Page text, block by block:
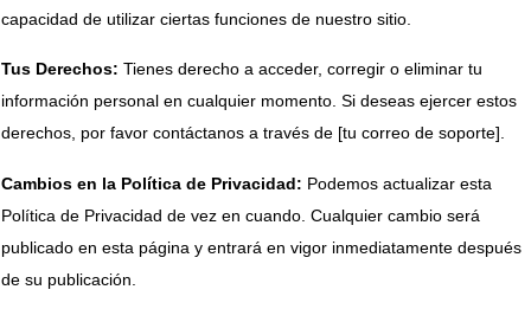
capacidad de utilizar ciertas funciones de nuestro sitio.
Tus Derechos: Tienes derecho a acceder, corregir o eliminar tu
información personal en cualquier momento. Si deseas ejercer estos
derechos, por favor contáctanos a través de [tu correo de soporte].
Cambios en la Política de Privacidad: Podemos actualizar esta
Política de Privacidad de vez en cuando. Cualquier cambio será
publicado en esta página y entrará en vigor inmediatamente después
de su publicación.